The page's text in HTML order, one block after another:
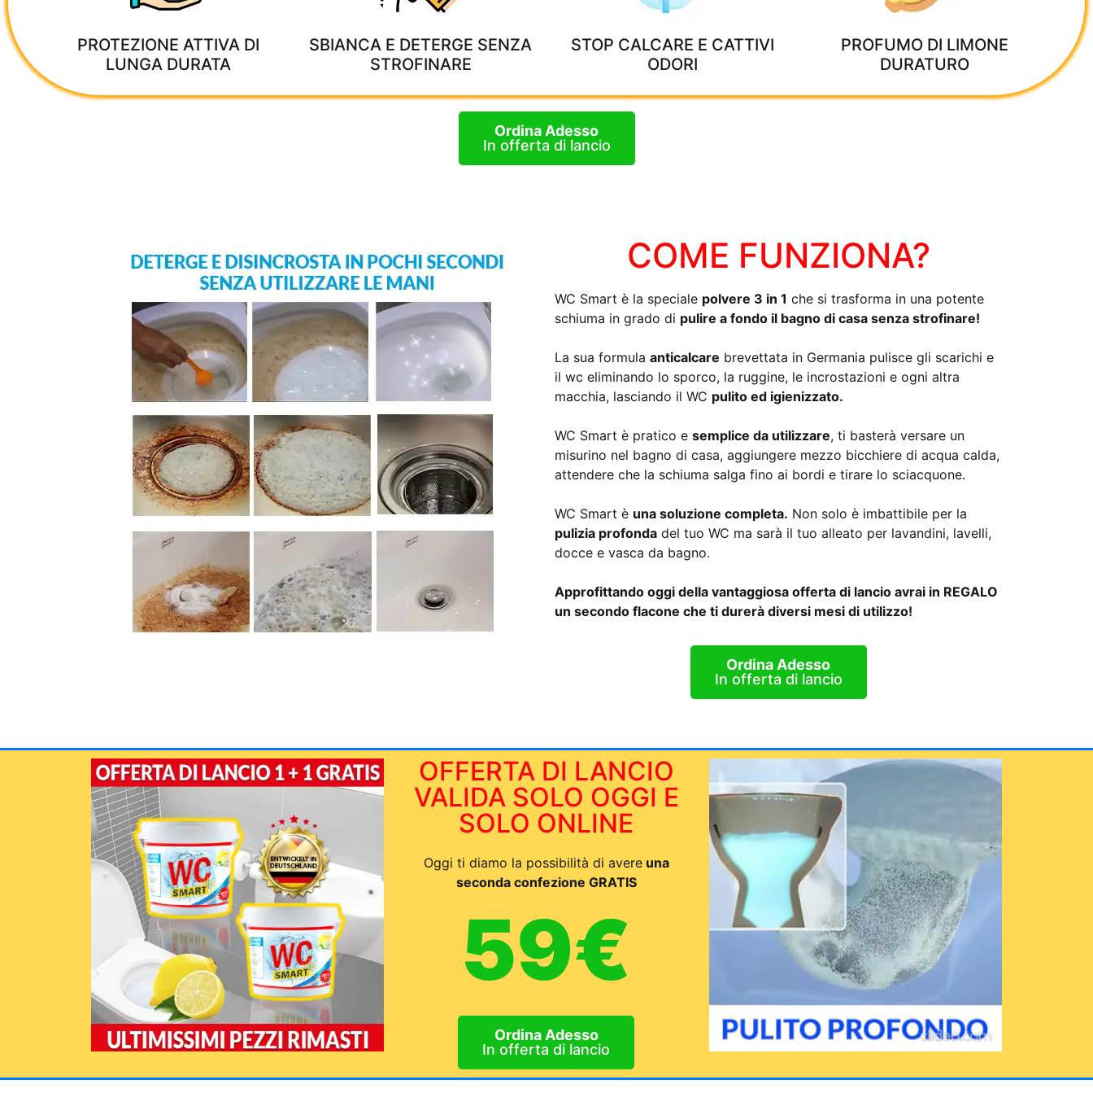
PROTEZIONE ATTIVA DI
LUNGA DURATA
SBIANCA E DETERGE SENZA
STROFINARE
STOP CALCARE E CATTIVI
ODORI
PROFUMO DI LIMONE
DURATURO
Ordina Adesso
In offerta di lancio
COME FUNZIONA?
WC Smart è la speciale polvere 3 in 1 che si trasforma in una potente
schiuma in grado di pulire a fondo il bagno di casa senza strofinare!
La sua formula anticalcare brevettata in Germania pulisce gli scarichi e
il wc eliminando lo sporco, la ruggine, le incrostazioni e ogni altra
macchia, lasciando il WC pulito ed igienizzato.
WC Smart è pratico e semplice da utilizzare, ti basterà versare un
misurino nel bagno di casa, aggiungere mezzo bicchiere di acqua calda,
attendere che la schiuma salga fino ai bordi e tirare lo sciacquone.
WC Smart è una soluzione completa. Non solo è imbattibile per la
pulizia profonda del tuo WC ma sarà il tuo alleato per lavandini, lavelli,
docce e vasca da bagno.
Approfittando oggi della vantaggiosa offerta di lancio avrai in REGALO
un secondo flacone che ti durerà diversi mesi di utilizzo!
Ordina Adesso
In offerta di lancio
OFFERTA DI LANCIO
VALIDA SOLO OGGI E
SOLO ONLINE
Oggi ti diamo la possibilità di avereuna
seconda confezione GRATIS
59€
Ordina Adesso
In offerta di lancio